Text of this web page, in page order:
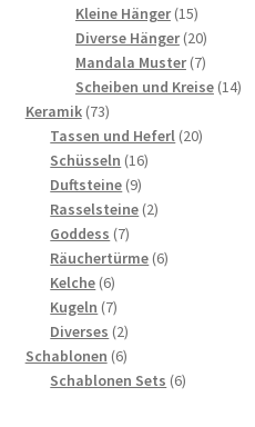
Produkte
Kleine Hänger 1515
Produkte
Diverse Hänger 2020
Produkte
Mandala Muster 77
Produkte
Scheiben und Kreise 1414
Keramik 7373
Produkte
Tassen und Heferl 2020
Schüsseln 1616
Duftsteine 99
Produkte
Rasselsteine 22
Goddess 77
Produkte
Räuchertürme 66
Kelche 66
Produkte
Kugeln 77
Produkte
Diverses 22
Produkte
Schablonen 66
Produkte
Schablonen Sets 66